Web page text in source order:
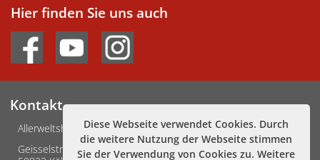
Diese Webseite verwendet Cookies. Durch
die weitere Nutzung der Webseite stimmen
Sie der Verwendung von Cookies zu. Weitere
Hier finden Sie uns auch
Kontakt
Allerweltshaus Köln e.V.
Geisselstraße 3-5